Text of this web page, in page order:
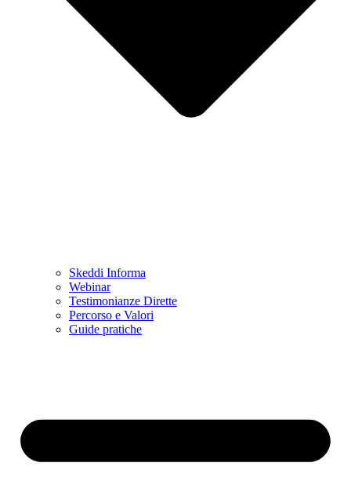
Skeddi Informa
Webinar
Testimonianze Dirette
Percorso e Valori
Guide pratiche